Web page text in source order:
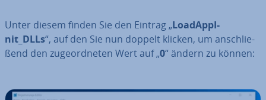
Unter diesem finden Sie den Eintrag „Lo­ad­Ap­pI­
nit_DLLs“, auf den Sie nun doppelt klicken, um an­schlie­
ßend den zu­ge­ord­ne­ten Wert auf „0“ ändern zu können: